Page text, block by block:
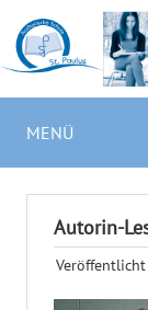
MENÜ
Autorin-